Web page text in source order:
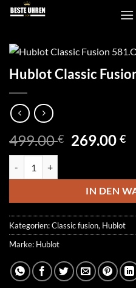
Zum
Hublot Classic
499.00€
499.00 €
269.00€
IN DEN
Kategorien:Classic fusion, Hublot
Marke: Hublot